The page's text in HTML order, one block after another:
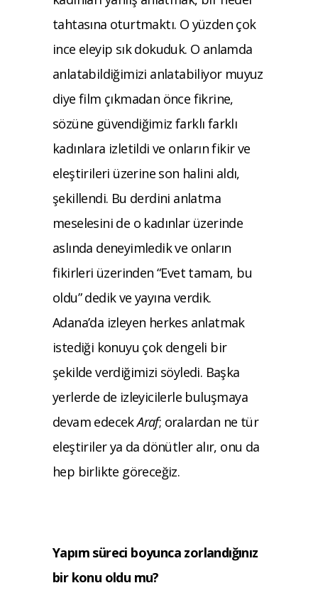
tahtasına oturtmaktı. O yüzden çok
ince eleyip sık dokuduk. O anlamda
anlatabildiğimizi anlatabiliyor muyuz
diye film çıkmadan önce fikrine,
sözüne güvendiğimiz farklı farklı
kadınlara izletildi ve onların fikir ve
eleştirileri üzerine son halini aldı,
şekillendi. Bu derdini anlatma
meselesini de o kadınlar üzerinde
aslında deneyimledik ve onların
fikirleri üzerinden “Evet tamam, bu
oldu” dedik ve yayına verdik.
Adana’da izleyen herkes anlatmak
istediği konuyu çok dengeli bir
şekilde verdiğimizi söyledi. Başka
yerlerde de izleyicilerle buluşmaya
devam edecekAraf; oralardan ne tür
eleştiriler ya da dönütler alır, onu da
hep birlikte göreceğiz.
Yapım süreci boyunca zorlandığınız
bir konu oldu mu?